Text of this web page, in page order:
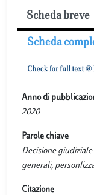
Scheda breve
Scheda
Anno di
2020
Parole chiave
Decisione
generali,
Citazione